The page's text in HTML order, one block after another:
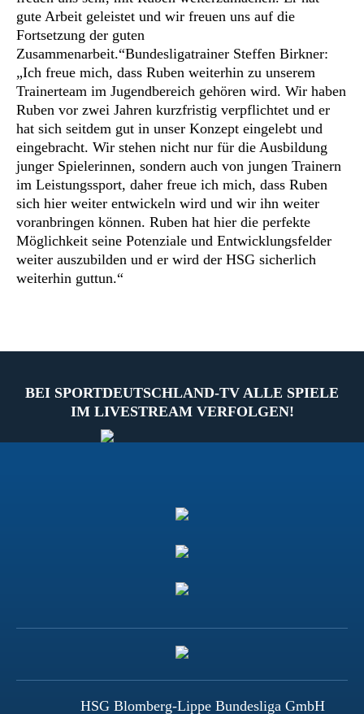
gute Arbeit geleistet und wir freuen uns auf die
Fortsetzung der guten
Zusammenarbeit.“Bundesligatrainer Steffen Birkner:
„Ich freue mich, dass Ruben weiterhin zu unserem
Trainerteam im Jugendbereich gehören wird. Wir haben
Ruben vor zwei Jahren kurzfristig verpflichtet und er
hat sich seitdem gut in unser Konzept eingelebt und
eingebracht. Wir stehen nicht nur für die Ausbildung
junger Spielerinnen, sondern auch von jungen Trainern
im Leistungssport, daher freue ich mich, dass Ruben
sich hier weiter entwickeln wird und wir ihn weiter
voranbringen können. Ruben hat hier die perfekte
Möglichkeit seine Potenziale und Entwicklungsfelder
weiter auszubilden und er wird der HSG sicherlich
weiterhin guttun.“
BEI SPORTDEUTSCHLAND-TV ALLE SPIELE
IM LIVESTREAM VERFOLGEN!
HSG Blomberg-Lippe Bundesliga GmbH